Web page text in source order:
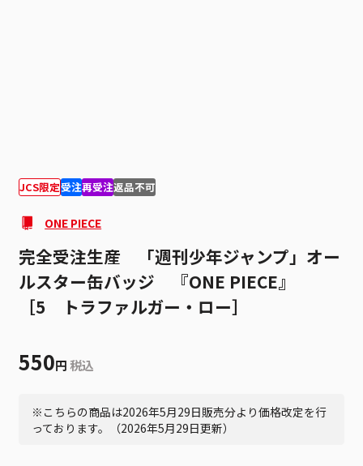
JCS限定受注再受注返品不可
ONE PIECE
完全受注生産 「週刊少年ジャンプ」オー
ルスター缶バッジ 『ONE PIECE』
［5 トラファルガー・ロー］
550円 税込
※こちらの商品は2026年5月29日販売分より価格改定を行
っております。（2026年5月29日更新）